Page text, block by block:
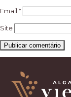
Email *
Site